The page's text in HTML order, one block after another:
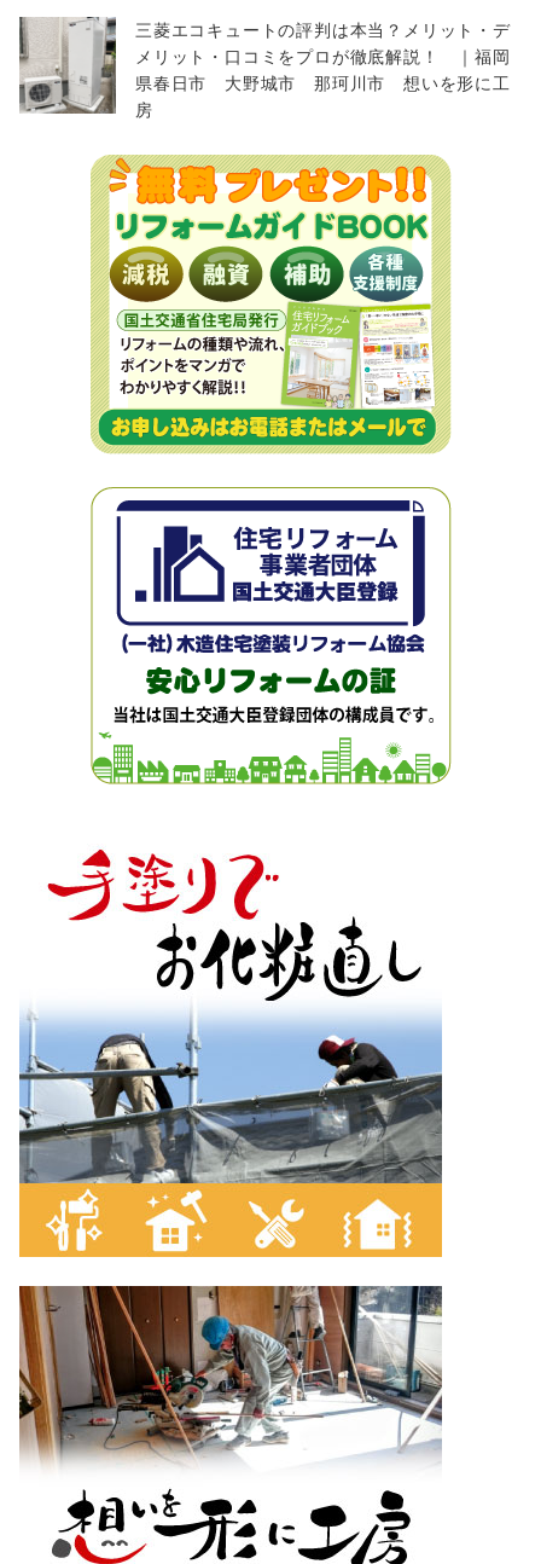
三菱エコキュートの評判は本当？メリット・デ
メリット・口コミをプロが徹底解説！ ｜福岡
県春日市 大野城市 那珂川市 想いを形に工
房